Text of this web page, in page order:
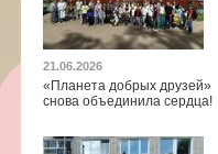
21.06.2026
«Планета добрых друзей»
снова объединила сердца!